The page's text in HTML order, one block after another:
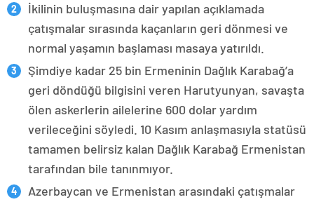
İkilinin buluşmasına dair yapılan açıklamada
çatışmalar sırasında kaçanların geri dönmesi ve
normal yaşamın başlaması masaya yatırıldı.
Şimdiye kadar 25 bin Ermeninin Dağlık Karabağ’a
geri döndüğü bilgisini veren Harutyunyan, savaşta
ölen askerlerin ailelerine 600 dolar yardım
verileceğini söyledi. 10 Kasım anlaşmasıyla statüsü
tamamen belirsiz kalan Dağlık Karabağ Ermenistan
tarafından bile tanınmıyor.
Azerbaycan ve Ermenistan arasındaki çatışmalar